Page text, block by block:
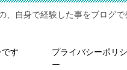
、自身で経験した事をブログで
す
プライバシーポリシ
ー